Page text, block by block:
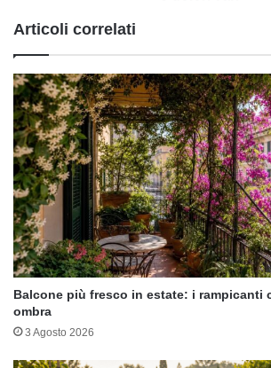
Articoli correlati
Balcone più fresco in estate: i rampicanti
ombra
3 Agosto 2026